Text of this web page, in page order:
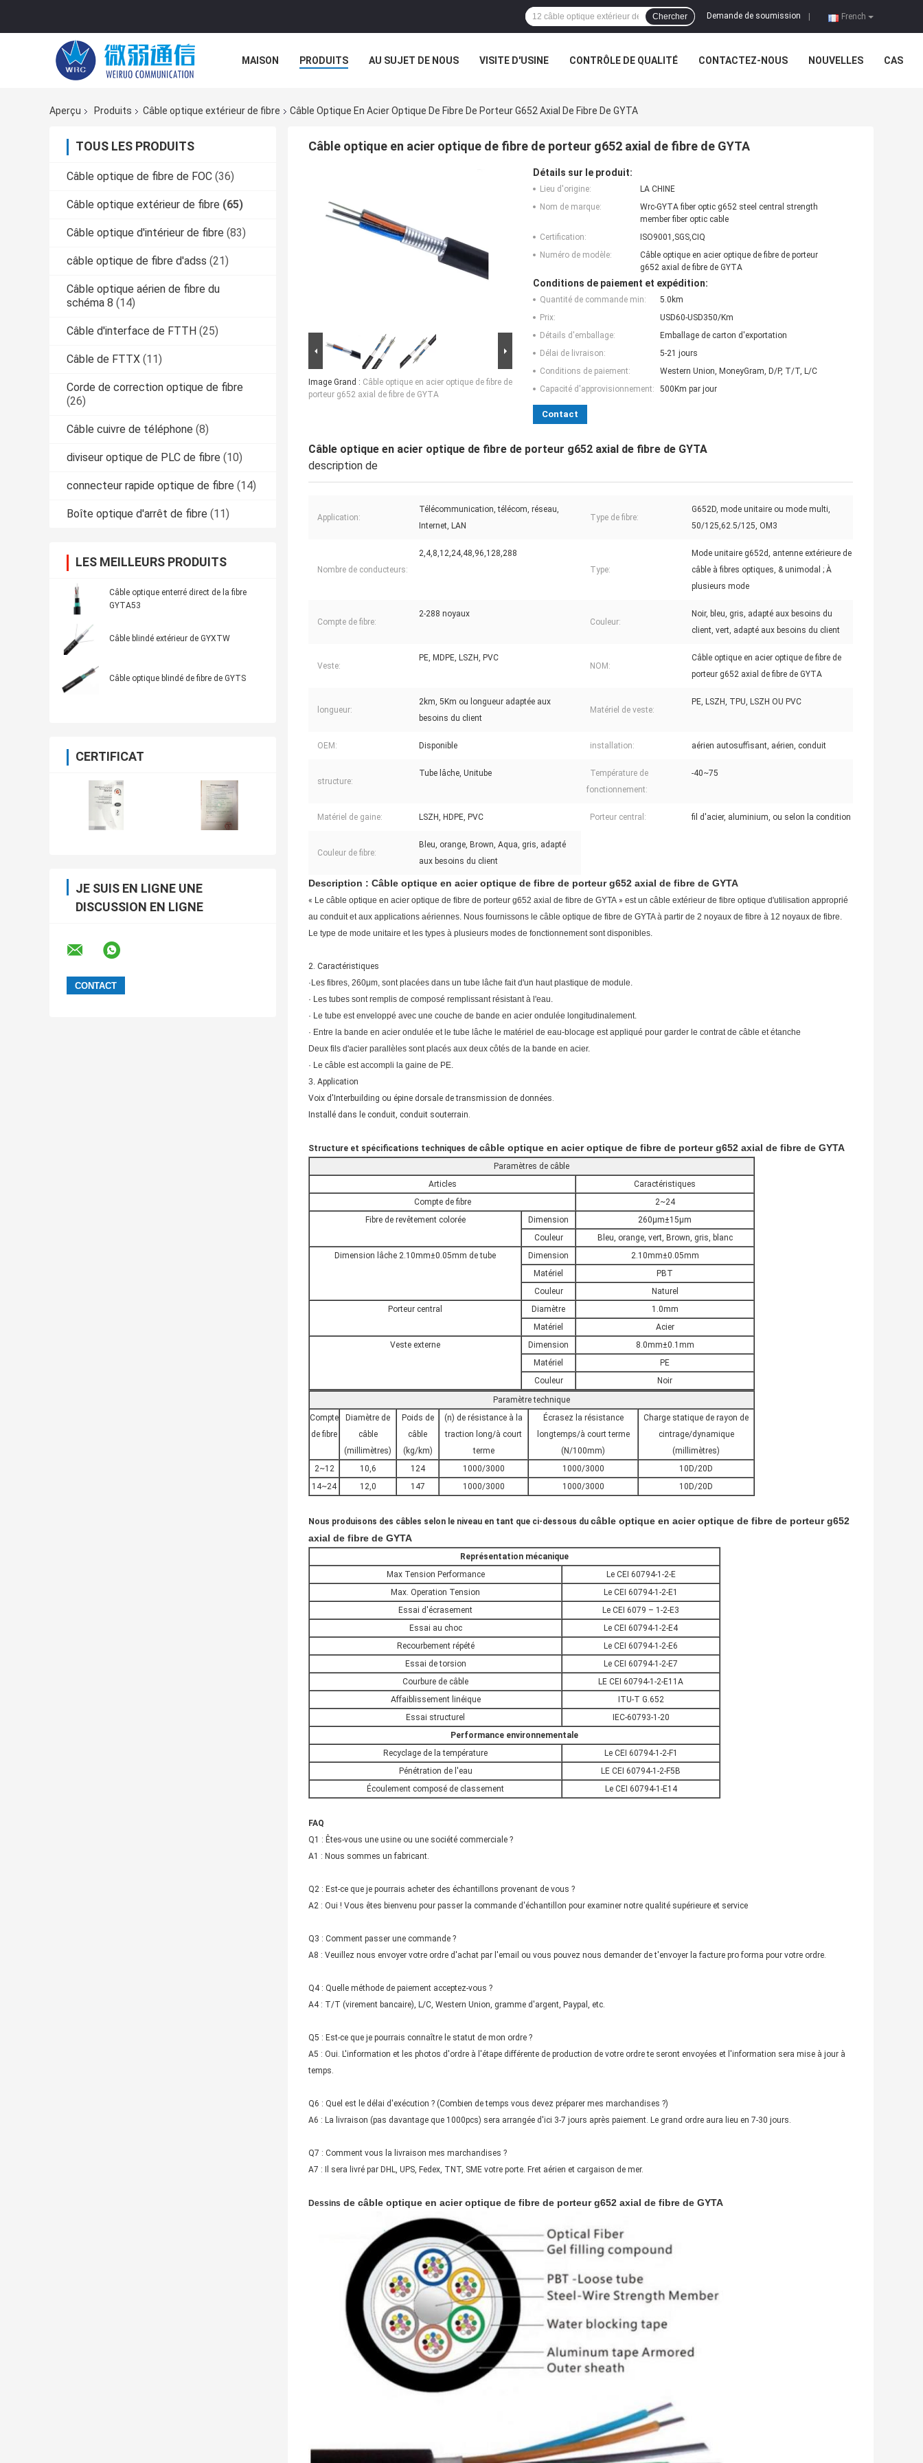
French
Demande de soumission
Chercher
MAISON PRODUITS AU SUJET DE NOUS VISITE D'USINE CONTRÔLE DE QUALITÉ CONTACTEZ-NOUS NOUVELLES CAS
Aperçu Produits Câble optique extérieur de fibre Câble Optique En Acier Optique De Fibre De Porteur G652 Axial De Fibre De GYTA
TOUS LES PRODUITS
Câble optique de fibre de FOC (36)
Câble optique extérieur de fibre (65)
Câble optique d'intérieur de fibre (83)
câble optique de fibre d'adss (21)
Câble optique aérien de fibre du
schéma 8 (14)
Câble d'interface de FTTH (25)
Câble de FTTX (11)
Corde de correction optique de fibre
(26)
Câble cuivre de téléphone (8)
diviseur optique de PLC de fibre (10)
connecteur rapide optique de fibre (14)
Boîte optique d'arrêt de fibre (11)
LES MEILLEURS PRODUITS
Câble optique enterré direct de la fibre
GYTA53
Câble blindé extérieur de GYXTW
Câble optique blindé de fibre de GYTS
CERTIFICAT
JE SUIS EN LIGNE UNE
DISCUSSION EN LIGNE
Câble optique en acier optique de fibre de porteur g652 axial de fibre de GYTA
Image Grand : Câble optique en acier optique de fibre de
porteur g652 axial de fibre de GYTA
Détails sur le produit:
Lieu d'origine:
LA CHINE
Nom de marque:
Wrc-GYTA fiber optic g652 steel central strength
member fiber optic cable
Certification:
ISO9001,SGS,CIQ
Numéro de modèle:
Câble optique en acier optique de fibre de porteur
g652 axial de fibre de GYTA
Conditions de paiement et expédition:
Quantité de commande min:
5.0km
Prix:
USD60-USD350/Km
Détails d'emballage:
Emballage de carton d'exportation
Délai de livraison:
5-21 jours
Conditions de paiement:
Western Union, MoneyGram, D/P, T/T, L/C
Capacité d'approvisionnement:
500Km par jour
Contact
Câble optique en acier optique de fibre de porteur g652 axial de fibre de GYTA
description de
Application:
Télécommunication, télécom, réseau,
Internet, LAN
Type de fibre:
G652D, mode unitaire ou mode multi,
50/125,62.5/125, OM3
Nombre de conducteurs:
2,4,8,12,24,48,96,128,288
Type:
Mode unitaire g652d, antenne extérieure de
câble à fibres optiques, & unimodal ; À
plusieurs mode
Compte de fibre:
2-288 noyaux
Couleur:
Noir, bleu, gris, adapté aux besoins du
client, vert, adapté aux besoins du client
Veste:
PE, MDPE, LSZH, PVC
NOM:
Câble optique en acier optique de fibre de
porteur g652 axial de fibre de GYTA
longueur:
2km, 5Km ou longueur adaptée aux
besoins du client
Matériel de veste:
PE, LSZH, TPU, LSZH OU PVC
OEM: Disponible installation: aérien autosuffisant, aérien, conduit
structure:
Tube lâche, Unitube
Température de
fonctionnement:
-40~75
Matériel de gaine: LSZH, HDPE, PVC Porteur central: fil d'acier, aluminium, ou selon la condition
Couleur de fibre:
Bleu, orange, Brown, Aqua, gris, adapté
aux besoins du client
Description : Câble optique en acier optique de fibre de porteur g652 axial de fibre de GYTA
« Le câble optique en acier optique de fibre de porteur g652 axial de fibre de GYTA » est un câble extérieur de fibre optique d'utilisation approprié
au conduit et aux applications aériennes. Nous fournissons le câble optique de fibre de GYTA à partir de 2 noyaux de fibre à 12 noyaux de fibre.
Le type de mode unitaire et les types à plusieurs modes de fonctionnement sont disponibles.
2. Caractéristiques
·Les fibres, 260μm, sont placées dans un tube lâche fait d'un haut plastique de module.
· Les tubes sont remplis de composé remplissant résistant à l'eau.
· Le tube est enveloppé avec une couche de bande en acier ondulée longitudinalement.
· Entre la bande en acier ondulée et le tube lâche le matériel de eau-blocage est appliqué pour garder le contrat de câble et étanche
Deux fils d'acier parallèles sont placés aux deux côtés de la bande en acier.
· Le câble est accompli la gaine de PE.
3. Application
Voix d'Interbuilding ou épine dorsale de transmission de données.
Installé dans le conduit, conduit souterrain.
Structure et spécifications techniques de câble optique en acier optique de fibre de porteur g652 axial de fibre de GYTA
Paramètres de câble
Articles
Caractéristiques
Compte de fibre
2~24
Fibre de revêtement colorée
Dimension
260µm±15µm
Couleur
Bleu, orange, vert, Brown, gris, blanc
Dimension lâche 2.10mm±0.05mm de tube
Dimension
2.10mm±0.05mm
Matériel
PBT
Couleur
Naturel
Porteur central
Diamètre
1.0mm
Matériel
Acier
Veste externe
Dimension
8.0mm±0.1mm
Matériel
PE
Couleur
Noir
Paramètre technique
Compte
de fibre
Diamètre de
câble
(millimètres)
Poids de
câble
(kg/km)
(n) de résistance à la
traction long/à court
terme
Écrasez la résistance
longtemps/à court terme
(N/100mm)
Charge statique de rayon de
cintrage/dynamique
(millimètres)
2~12
10,6 124 1000/3000 1000/3000
10D/20D
14~24
12,0 147 1000/3000 1000/3000 10D/20D
Nous produisons des câbles selon le niveau en tant que ci-dessous du câble optique en acier optique de fibre de porteur g652
axial de fibre de GYTA
Représentation mécanique
Max Tension Performance
Le CEI 60794-1-2-E
Max. Operation Tension
Le CEI 60794-1-2-E1
Essai d'écrasement
Le CEI 6079 – 1-2-E3
Essai au choc
Le CEI 60794-1-2-E4
Recourbement répété
Le CEI 60794-1-2-E6
Essai de torsion
Le CEI 60794-1-2-E7
Courbure de câble
LE CEI 60794-1-2-E11A
Affaiblissement linéique
ITU-T G.652
Essai structurel
IEC-60793-1-20
Performance environnementale
Recyclage de la température
Le CEI 60794-1-2-F1
Pénétration de l'eau
LE CEI 60794-1-2-F5B
Écoulement composé de classement
Le CEI 60794-1-E14
FAQ
Q1 : Êtes-vous une usine ou une société commerciale ?
A1 : Nous sommes un fabricant.
Q2 : Est-ce que je pourrais acheter des échantillons provenant de vous ?
A2 : Oui ! Vous êtes bienvenu pour passer la commande d'échantillon pour examiner notre qualité supérieure et service
Q3 : Comment passer une commande ?
A8 : Veuillez nous envoyer votre ordre d'achat par l'email ou vous pouvez nous demander de t'envoyer la facture pro forma pour votre ordre.
Q4 : Quelle méthode de paiement acceptez-vous ?
A4 : T/T (virement bancaire), L/C, Western Union, gramme d'argent, Paypal, etc.
Q5 : Est-ce que je pourrais connaître le statut de mon ordre ?
A5 : Oui. L'information et les photos d'ordre à l'étape différente de production de votre ordre te seront envoyées et l'information sera mise à jour à
temps.
Q6 : Quel est le délai d'exécution ? (Combien de temps vous devez préparer mes marchandises ?)
A6 : La livraison (pas davantage que 1000pcs) sera arrangée d'ici 3-7 jours après paiement. Le grand ordre aura lieu en 7-30 jours.
Q7 : Comment vous la livraison mes marchandises ?
A7 : Il sera livré par DHL, UPS, Fedex, TNT, SME votre porte. Fret aérien et cargaison de mer.
Dessins de câble optique en acier optique de fibre de porteur g652 axial de fibre de GYTA